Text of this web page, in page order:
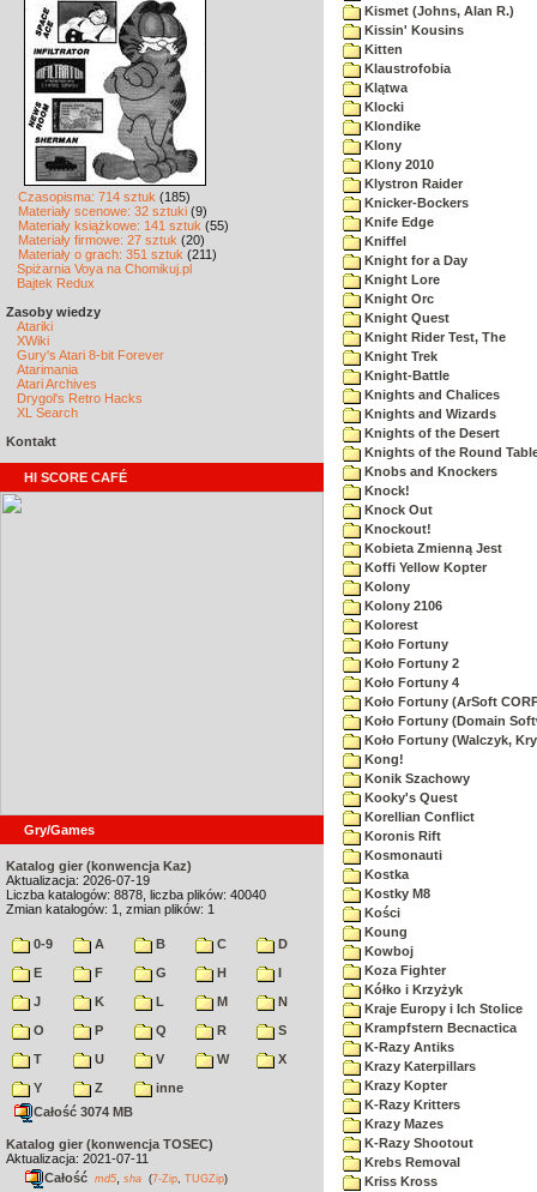
Czasopisma: 714 sztuk (185)
Materiały scenowe: 32 sztuki (9)
Materiały książkowe: 141 sztuk (55)
Materiały firmowe: 27 sztuk (20)
Materiały o grach: 351 sztuk (211)
Spiżarnia Voya na Chomikuj.pl
Bajtek Redux
Zasoby wiedzy
Atariki
XWiki
Gury's Atari 8-bit Forever
Atarimania
Atari Archives
Drygol's Retro Hacks
XL Search
Kontakt
HI SCORE CAFÉ
Gry/Games
Katalog gier (konwencja Kaz)
Aktualizacja: 2026-07-19
Liczba katalogów: 8878, liczba plików: 40040
Zmian katalogów: 1, zmian plików: 1
0-9 A B C
D
E
F G H
I
J
K L M
N
O
P Q R
S
T
U V W
X
Y
Z
inne
Całość 3074 MB
Katalog gier (konwencja TOSEC)
Aktualizacja: 2021-07-11
Całość md5 sha (7-Zip TUGZip)
Kismet (Johns, Alan R.)
Kissin' Kousins
Kitten
Klaustrofobia
Klątwa
Klocki
Klondike
Klony
Klony 2010
Klystron Raider
Knicker-Bockers
Knife Edge
Kniffel
Knight for a Day
Knight Lore
Knight Orc
Knight Quest
Knight Rider Test, The
Knight Trek
Knight-Battle
Knights and Chalices
Knights and Wizards
Knights of the Desert
Knights of the Round
Knobs and Knockers
Knock!
Knock Out
Knockout!
Kobieta Zmienną Jest
Koffi Yellow Kopter
Kolony
Kolony 2106
Kolorest
Koło Fortuny
Koło Fortuny 2
Koło Fortuny 4
Koło Fortuny (ArSoft
Koło Fortuny (Domain
Koło Fortuny (Walczyk,
Kong!
Konik Szachowy
Kooky's Quest
Korellian Conflict
Koronis Rift
Kosmonauti
Kostka
Kostky M8
Kości
Koung
Kowboj
Koza Fighter
Kółko i Krzyżyk
Kraje Europy i Ich Stolice
Krampfstern Becnactica
K-Razy Antiks
Krazy Katerpillars
Krazy Kopter
K-Razy Kritters
Krazy Mazes
K-Razy Shootout
Krebs Removal
Kriss Kross